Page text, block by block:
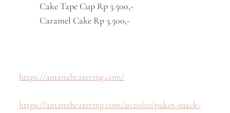
Cake Tape Cup Rp 3.500,-
Caramel Cake Rp 3.500,-
https://amanahcatering.com/
https://amanahcatering.com/2020/02/paket-snack-